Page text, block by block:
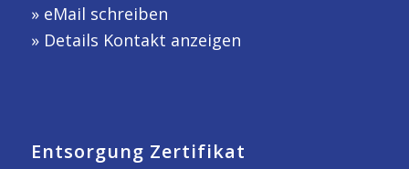
» eMail schreiben
» Details Kontakt anzeigen
Entsorgung Zertifikat